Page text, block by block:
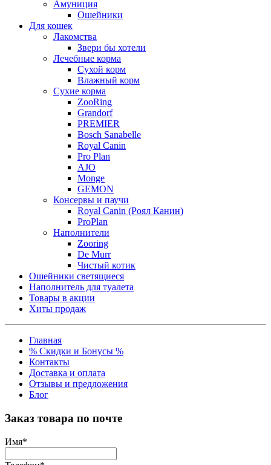
Амуниция
Ошейники
Для кошек
Лакомства
Звери бы хотели
Лечебные корма
Сухой корм
Влажный корм
Сухие корма
ZooRing
Grandorf
PREMIER
Bosch Sanabelle
Royal Canin
Pro Plan
AJO
Monge
GEMON
Консервы и паучи
Royal Canin (Роял Канин)
ProPlan
Наполнители
Zooring
De Murr
Чистый котик
Ошейники светящиеся
Наполнитель для туалета
Товары в акции
Хиты продаж
Главная
% Скидки и Бонусы %
Контакты
Доставка и оплата
Отзывы и предложения
Блог
Заказ товара по почте
Имя*